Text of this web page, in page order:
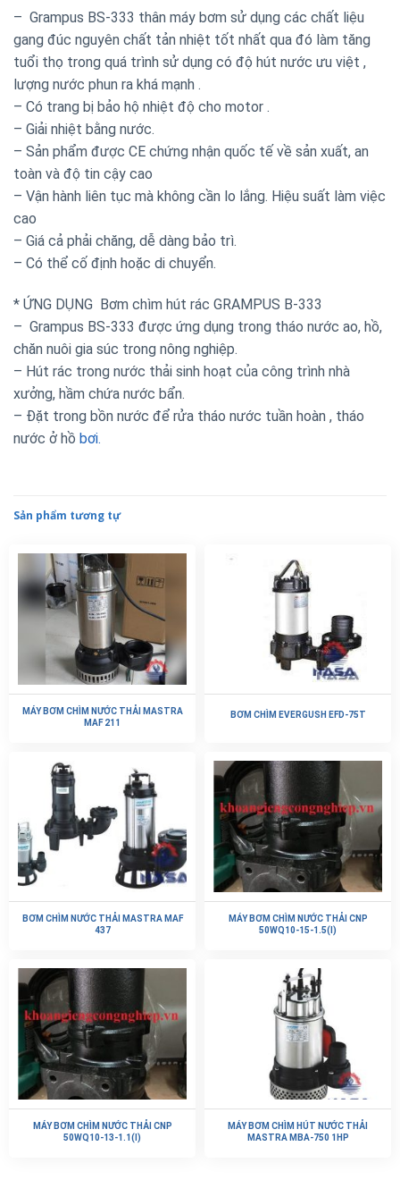
– Grampus BS-333 thân máy bơm sử dụng các chất liệu
gang đúc nguyên chất tản nhiệt tốt nhất qua đó làm tăng
tuổi thọ trong quá trình sử dụng có độ hút nước ưu việt ,
lượng nước phun ra khá mạnh .
– Có trang bị bảo hộ nhiệt độ cho motor .
– Giải nhiệt bằng nước.
– Sản phẩm được CE chứng nhận quốc tế về sản xuất, an
toàn và độ tin cậy cao
– Vận hành liên tục mà không cần lo lắng. Hiệu suất làm việc
cao
– Giá cả phải chăng, dễ dàng bảo trì.
– Có thể cố định hoặc di chuyển.
* ỨNG DỤNG Bơm chìm hút rác GRAMPUS B-333
– Grampus BS-333 được ứng dụng trong tháo nước ao, hồ,
chăn nuôi gia súc trong nông nghiệp.
– Hút rác trong nước thải sinh hoạt của công trình nhà
xưởng, hầm chứa nước bẩn.
– Đặt trong bồn nước để rửa tháo nước tuần hoàn , tháo
nước ở hồ bơi.
Sản phẩm tương tự
MÁY BƠM CHÌM NƯỚC THẢI MASTRA
MAF 211
BƠM CHÌM EVERGUSH EFD-75T
BƠM CHÌM NƯỚC THẢI MASTRA MAF
437
MÁY BƠM CHÌM NƯỚC THẢI CNP
50WQ10-15-1.5(I)
MÁY BƠM CHÌM NƯỚC THẢI CNP
50WQ10-13-1.1(I)
MÁY BƠM CHÌM HÚT NƯỚC THẢI
MASTRA MBA-750 1HP